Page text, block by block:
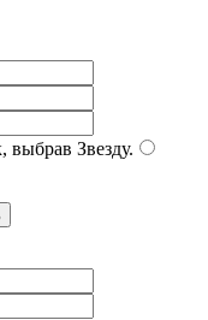
выбрав Звезду.